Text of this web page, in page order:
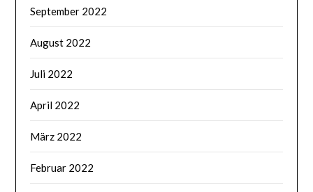
September 2022
August 2022
Juli 2022
April 2022
März 2022
Februar 2022